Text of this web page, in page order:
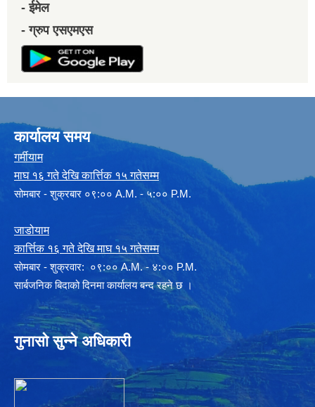
- ईमेल
- ग्रुप एसएमएस
कार्यालय समय
गर्मीयाम
माघ १६ गते देखि कार्त्तिक १५ गतेसम्म
सोमबार - शुक्रबार ०९:०० A.M. - ५:०० P.M.
जाडोयाम
कार्त्तिक १६ गते देखि माघ १५ गतेसम्म
साेमबार - शुक्रवार: ०९:०० A.M. - ४:०० P.M.
सार्बजनिक बिदाको दिनमा कार्यालय बन्द रहने छ ।
गुनासो सुन्ने अधिकारी